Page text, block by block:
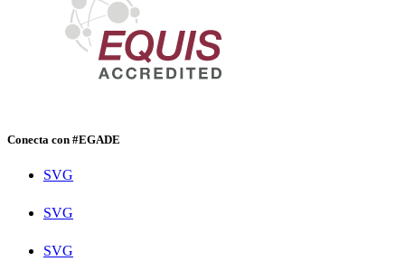
Conecta con #EGADE
SVG
SVG
SVG